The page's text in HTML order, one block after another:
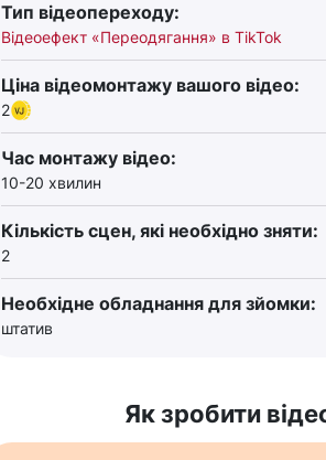
Тип відеопереходу:
Відеоефект «Переодягання» в TikTok
Ціна відеомонтажу вашого відео:
2
Час монтажу відео:
10-20 хвилин
Кількість сцен, які необхідно зняти:
2
Необхідне обладнання для зйомки:
штатив
Як зробити